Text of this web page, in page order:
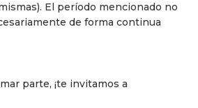
El período mencionado no
de forma continua
parte, ¡te invitamos a